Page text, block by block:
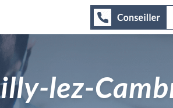
lez-